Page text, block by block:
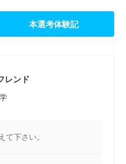
本選考体験記
レンド
下さい。